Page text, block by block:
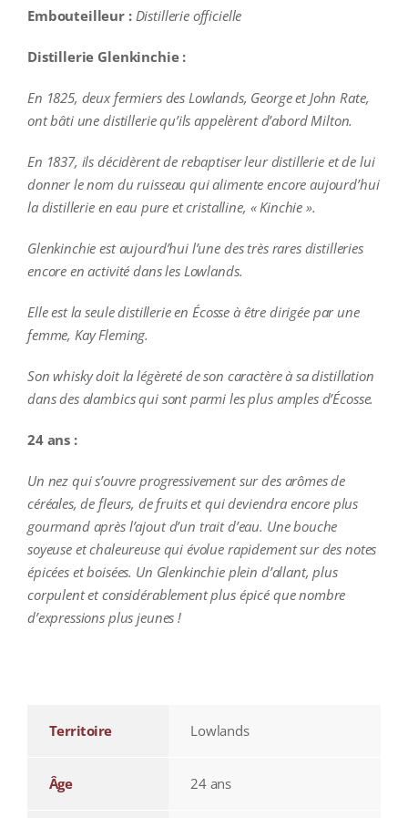
Embouteilleur : Distillerie officielle
Distillerie Glenkinchie :
En 1825, deux fermiers des Lowlands, George et John Rate,
ont bâti une distillerie qu’ils appelèrent d’abord Milton.
En 1837, ils décidèrent de rebaptiser leur distillerie et de lui
donner le nom du ruisseau qui alimente encore aujourd’hui
la distillerie en eau pure et cristalline, « Kinchie ».
Glenkinchie est aujourd’hui l’une des très rares distilleries
encore en activité dans les Lowlands.
Elle est la seule distillerie en Écosse à être dirigée par une
femme, Kay Fleming.
Son whisky doit la légèreté de son caractère à sa distillation
dans des alambics qui sont parmi les plus amples d’Écosse.
24 ans :
Un nez qui s’ouvre progressivement sur des arômes de
céréales, de fleurs, de fruits et qui deviendra encore plus
gourmand après l’ajout d’un trait d’eau. Une bouche
soyeuse et chaleureuse qui évolue rapidement sur des notes
épicées et boisées. Un Glenkinchie plein d’allant, plus
corpulent et considérablement plus épicé que nombre
d’expressions plus jeunes !
Territoire Lowlands
Âge 24 ans